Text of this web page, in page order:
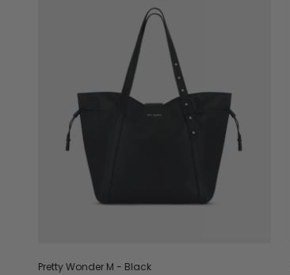
Pretty Wonder M - Black